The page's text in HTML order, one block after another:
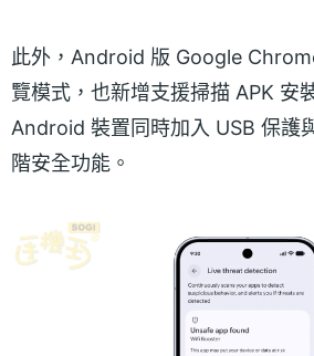
此外，Android 版 Google
覽模式，也新增支援掃描 APK 安
Android 裝置同時加入 USB 保護
階安全功能。